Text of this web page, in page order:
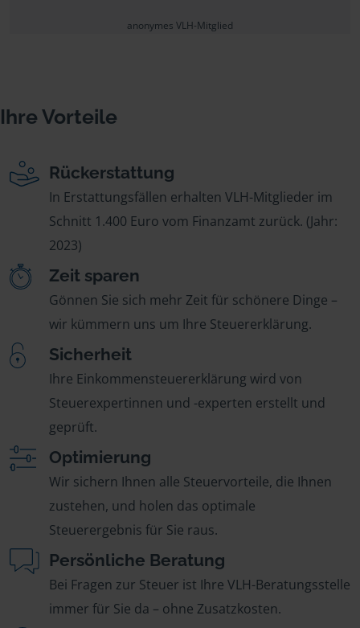
anonymes VLH-Mitglied
Ihre Vorteile
Rückerstattung
In Erstattungsfällen erhalten VLH-Mitglieder im
Schnitt 1.400 Euro vom Finanzamt zurück. (Jahr:
2023)
Zeit sparen
Gönnen Sie sich mehr Zeit für schönere Dinge –
wir kümmern uns um Ihre Steuererklärung.
Sicherheit
Ihre Einkommensteuererklärung wird von
Steuerexpertinnen und -experten erstellt und
geprüft.
Optimierung
Wir sichern Ihnen alle Steuervorteile, die Ihnen
zustehen, und holen das optimale
Steuerergebnis für Sie raus.
Persönliche Beratung
Bei Fragen zur Steuer ist Ihre VLH-Beratungsstelle
immer für Sie da – ohne Zusatzkosten.